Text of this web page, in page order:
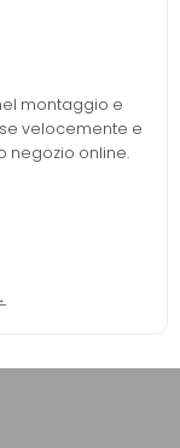
montaggio e
velocemente e
negozio online.